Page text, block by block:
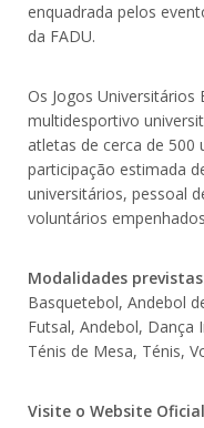
enquadrada pelos
da FADU.
Os Jogos
multidesportivo
atletas de cerca de 500
participação estimada
universitários, pessoal
voluntários
Modalidades
Basquetebol, Andebol
Futsal, Andebol, Dança
Ténis de Mesa, Ténis,
Visite o Website